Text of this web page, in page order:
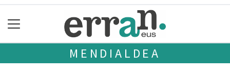
MENDIALDEA